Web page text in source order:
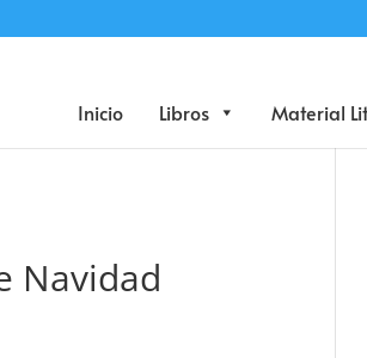
Inicio Libros Material
Búsqueda
Navidad